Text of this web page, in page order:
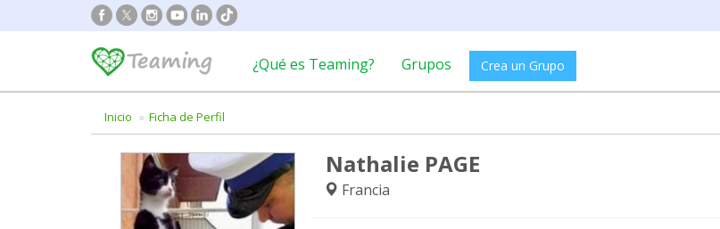
¿Qué es Teaming? Grupos Crea un Grupo
Inicio Ficha de Perfil
Nathalie PAGE
Francia